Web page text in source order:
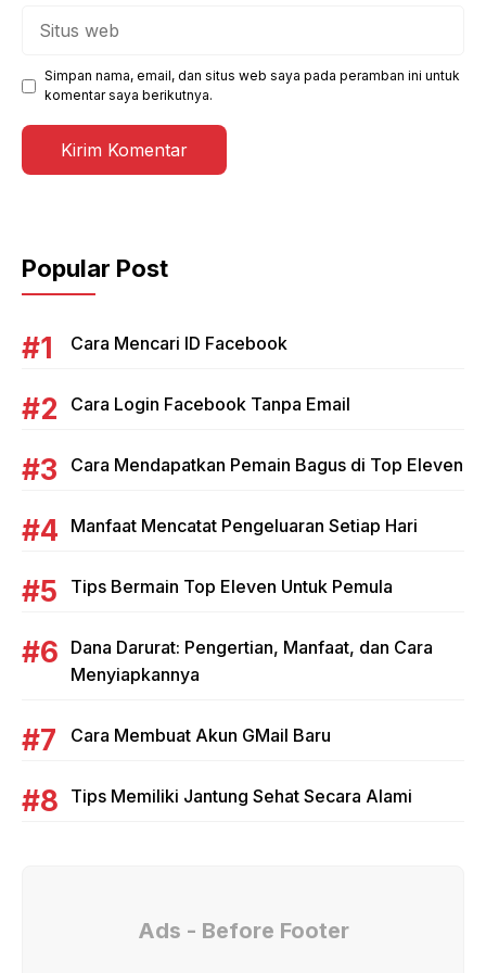
Simpan nama, email, dan situs web saya pada peramban ini untuk
komentar saya berikutnya.
Popular Post
Cara Mencari ID Facebook
Cara Login Facebook Tanpa Email
Cara Mendapatkan Pemain Bagus di Top Eleven
Manfaat Mencatat Pengeluaran Setiap Hari
Tips Bermain Top Eleven Untuk Pemula
Dana Darurat: Pengertian, Manfaat, dan Cara
Menyiapkannya
Cara Membuat Akun GMail Baru
Tips Memiliki Jantung Sehat Secara Alami
Ads - Before Footer